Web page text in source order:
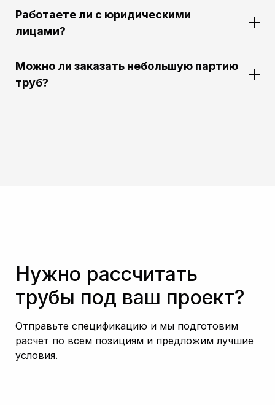
Работаете ли с юридическими
лицами?
Можно ли заказать небольшую партию
труб?
Нужно рассчитать
трубы под ваш проект?
Отправьте спецификацию и мы подготовим
расчет по всем позициям и предложим лучшие
условия.